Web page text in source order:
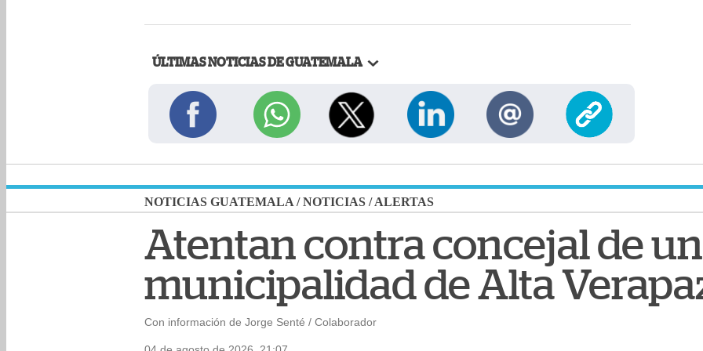
ÚLTIMAS NOTICIAS DE GUATEMALA
NOTICIAS GUATEMALA /NOTICIAS /ALERTAS
Atentan contra concejal de
municipalidad de Alta
Con información de Jorge Senté / Colaborador